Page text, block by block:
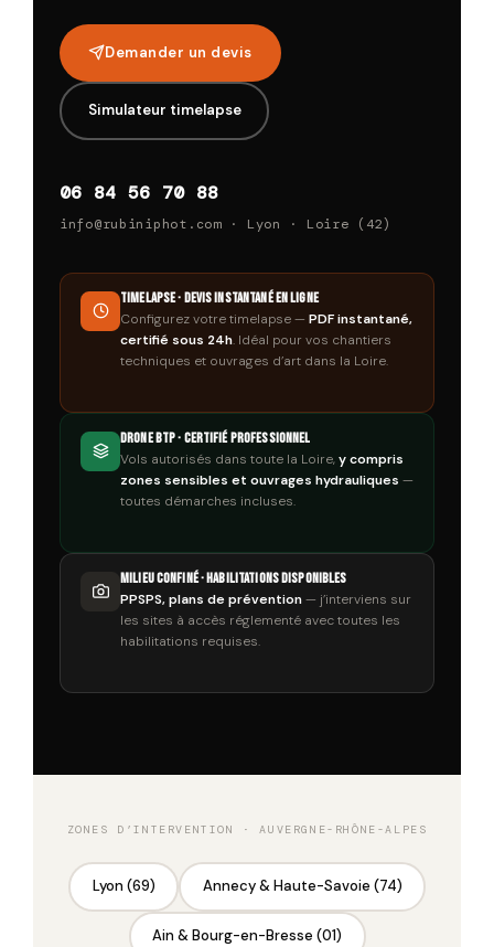
Demander un devis
Simulateur timelapse
06 84 56 70 88
info@rubiniphot.com · Lyon · Loire (42)
Timelapse · Devis instantané en ligne
Configurez votre timelapse — PDF instantané,
certifié sous 24h. Idéal pour vos chantiers
techniques et ouvrages d’art dans la Loire.
Drone BTP · Certifié professionnel
Vols autorisés dans toute la Loire,y compris
zones sensibles et ouvrages hydrauliques —
toutes démarches incluses.
Milieu confiné · Habilitations disponibles
PPSPS, plans de prévention— j’interviens sur
les sites à accès réglementé avec toutes les
habilitations requises.
ZONES D’INTERVENTION · AUVERGNE-RHÔNE-ALPES
Lyon (69) Annecy & Haute-Savoie (74)
Ain & Bourg-en-Bresse (01)